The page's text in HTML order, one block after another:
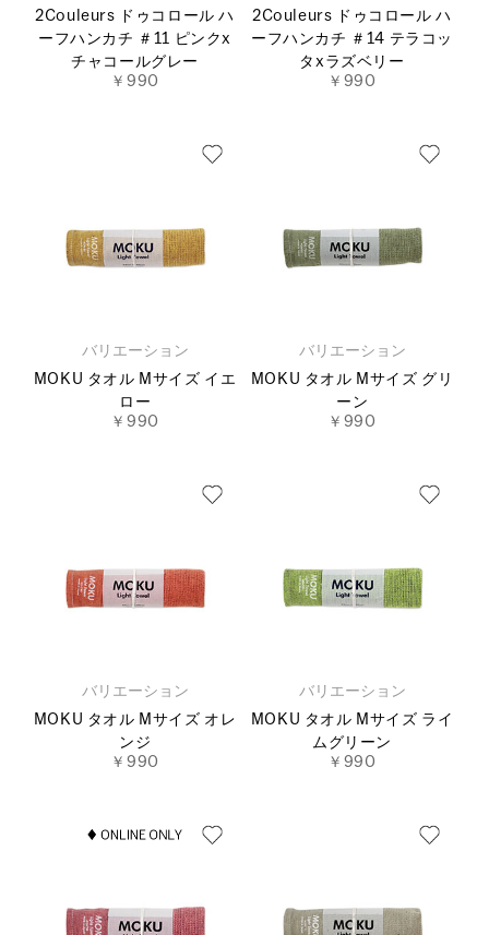
2Couleurs ドゥコロール ハ
ーフハンカチ ＃11 ピンクx
チャコールグレー
￥990
2Couleurs ドゥコロール ハ
ーフハンカチ ＃14 テラコッ
タxラズベリー
￥990
バリエーション
MOKU タオル Mサイズ イエ
ロー
￥990
バリエーション
MOKU タオル Mサイズ グリ
ーン
￥990
バリエーション
MOKU タオル Mサイズ オレ
ンジ
￥990
バリエーション
MOKU タオル Mサイズ ライ
ムグリーン
￥990